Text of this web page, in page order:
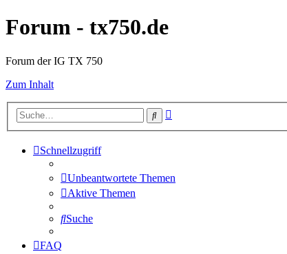
Forum - tx750.de
Forum der IG TX 750
Zum Inhalt
Suche
Schnellzugriff
Unbeantwortete Themen
Aktive Themen
Suche
FAQ